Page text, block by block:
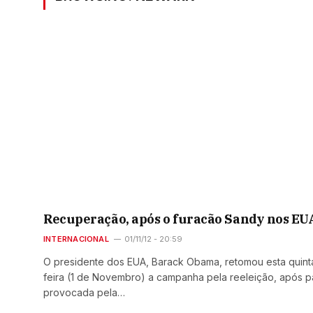
Recuperação, após o furacão Sandy nos
INTERNACIONAL 01/11/12 - 20:59
O presidente dos EUA, Barack Obama, retomou esta
feira (1 de Novembro) a campanha pela reeleição, após
provocada pela…